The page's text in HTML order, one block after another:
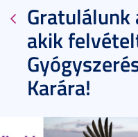
Gratulálunk
akik
Karára!